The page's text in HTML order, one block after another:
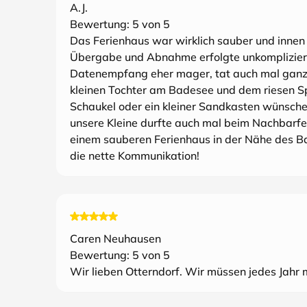
A.J.
Bewertung: 5 von 5
Das Ferienhaus war wirklich sauber und
Übergabe und Abnahme erfolgte
Datenempfang eher mager, tat auch mal
kleinen Tochter am Badesee und dem riesen
Schaukel oder ein kleiner Sandkasten
unsere Kleine durfte auch mal beim
einem sauberen Ferienhaus in der Nähe des
die nette Kommunikation!
Caren Neuhausen
Bewertung: 5 von 5
Wir lieben Otterndorf. Wir müssen jedes Jahr